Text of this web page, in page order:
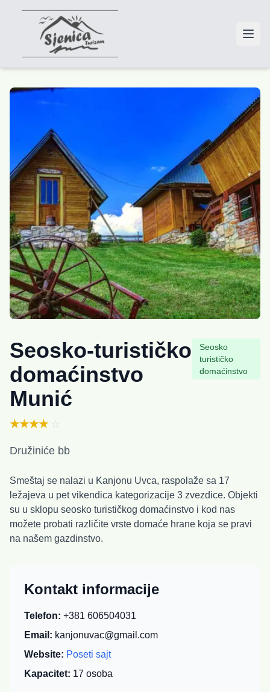
Seosko-turističko
domaćinstvo
Munić
★★★★ ☆
Seosko
turističko
domaćinstvo
Družiniće bb
Smeštaj se nalazi u Kanjonu Uvca, raspolaže sa 17
ležajeva u pet vikendica kategorizacije 3 zvezdice. Objekti
su u sklopu seosko turističkog domaćinstvo i kod nas
možete probati različite vrste domaće hrane koja se pravi
Kontakt informacije
Telefon: +381 606504031
Email: kanjonuvac@gmail.com
Website: Poseti sajt
Kapacitet: 17 osoba